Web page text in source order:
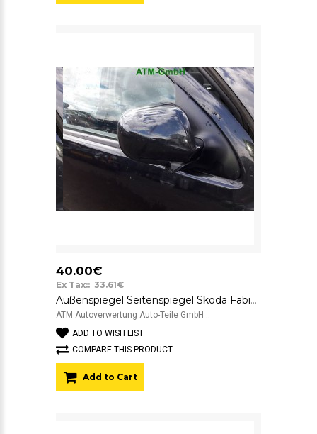
40.00€
Ex Tax:: 33.61€
Außenspiegel Seitenspiegel Skoda Fabia rechts Farbcode 9910 Farbe Black Magic
ATM Autoverwertung Auto-Teile GmbH ..
ADD TO WISH LIST
COMPARE THIS PRODUCT
Add to Cart